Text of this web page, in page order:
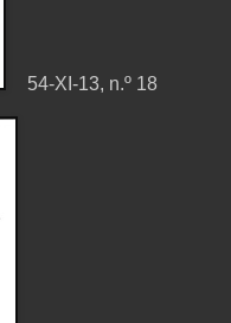
54-XI-13, n.º 18